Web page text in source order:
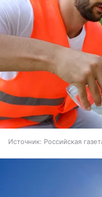
Источник: Российская